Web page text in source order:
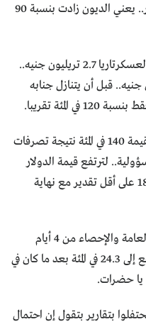
إجمالي الديون الخارجية 60 مليار دولار.. يعني الديون زادت بنسبة 90
2- الدين الداخلي وصل على يد جنرال العسكرتاريا 2.7 تريليون جنيه..
الداخلي 1.2 تريليون جنيه.. قبل أن يتنازل جنابه
تقريبا.
3 - ارتفع الدولار أمام الجنية المصري بقيمة 140 في المئة نتيجة تصرفات
لترتفع قيمة الدولار
أمام الجنيه من 7 جنيه في 2013 إلى 18.5 على أقل تقدير مع نهاية
4- حسب بيان الجهاز المركزي للتعبئة العامة والإحصاء من 4 أيام
التضخم السنوي للأسعار في مصر يرتفع إلى 24.3 في المئة بعد ما كان في
بتقارير بتقول إن احتمال